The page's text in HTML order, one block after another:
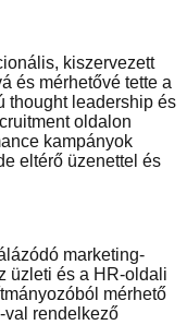
kiszervezett
és mérhetővé tette a
thought leadership és
oldalon
kampányok
eltérő üzenettel és
marketing-
üzleti és a HR-oldali
mérhető
val rendelkező